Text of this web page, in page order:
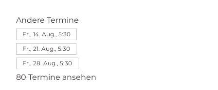
Andere Termine
Fr., 14. Aug., 5:30
Fr., 21. Aug., 5:30
Fr., 28. Aug., 5:30
80 Termine ansehen